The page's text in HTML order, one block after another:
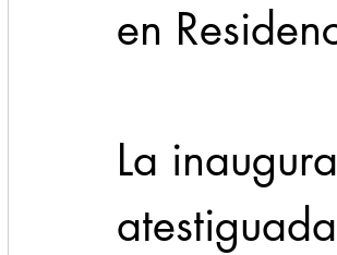
en
La